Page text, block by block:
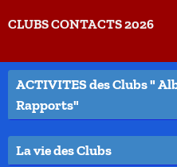
CLUBS CONTACTS 2026
ACTIVITES des Clubs "
Rapports"
La vie des Clubs